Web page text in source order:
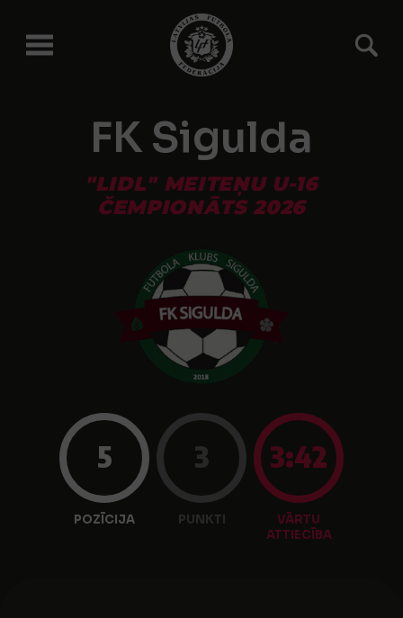
FK Sigulda
"LIDL" MEITEŅU U-16
ČEMPIONĀTS 2026
5
POZĪCIJA
3
PUNKTI
3:42
VĀRTU
ATTIECĪBA